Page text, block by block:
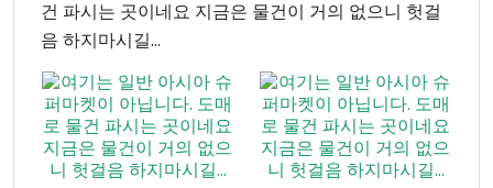
건 파시는 곳이네요 지금은 물건이 거의 없으니 헛걸
음 하지마시길…